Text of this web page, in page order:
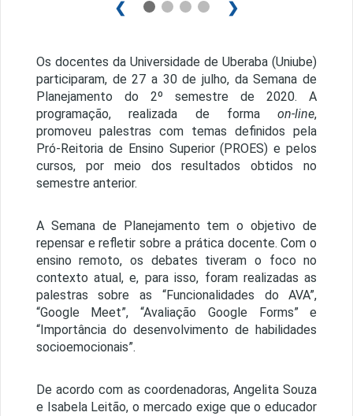
❮ ❯
Os docentes da Universidade de Uberaba (Uniube)
participaram, de 27 a 30 de julho, da Semana de
Planejamento do 2º semestre de 2020. A
programação, realizada de formaon-line,
promoveu palestras com temas definidos pela
Pró-Reitoria de Ensino Superior (PROES) e pelos
cursos, por meio dos resultados obtidos no
semestre anterior.
A Semana de Planejamento tem o objetivo de
repensar e refletir sobre a prática docente. Com o
ensino remoto, os debates tiveram o foco no
contexto atual, e, para isso, foram realizadas as
palestras sobre as “Funcionalidades do AVA”,
“Google Meet”, “Avaliação Google Forms” e
“Importância do desenvolvimento de habilidades
socioemocionais”.
De acordo com as coordenadoras, Angelita Souza
e Isabela Leitão, o mercado exige que o educador